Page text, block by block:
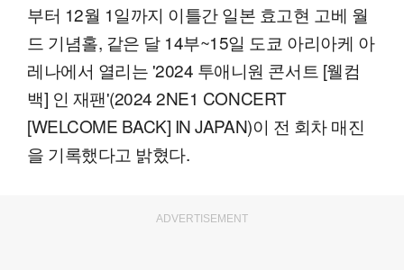
부터 12월 1일까지 이틀간 일본 효고현 고베 월
드 기념홀, 같은 달 14부~15일 도쿄 아리아케 아
레나에서 열리는 '2024 투애니원 콘서트 [웰컴
백] 인 재팬'(2024 2NE1 CONCERT
[WELCOME BACK] IN JAPAN)이 전 회차 매진
을 기록했다고 밝혔다.
ADVERTISEMENT